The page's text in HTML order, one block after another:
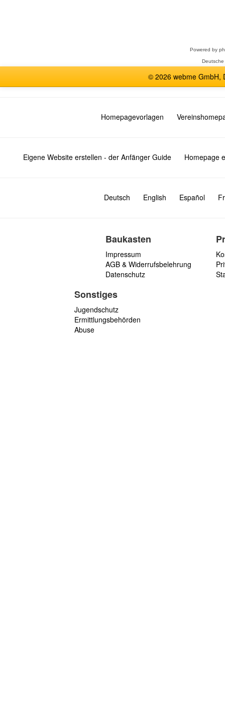
Powered by
© 2026 webme GmbH,
Homepagevorlagen
Eigene Website erstellen - der Anfänger Guide Homepage
Deutsch English Español
Baukasten
Impressum
AGB & Widerrufsbelehrung
Datenschutz
Sonstiges
Jugendschutz
Ermittlungsbehörden
Abuse